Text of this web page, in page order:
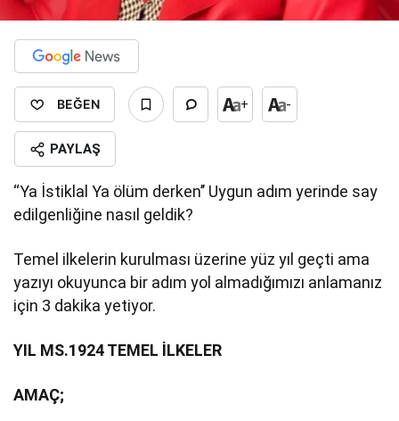
BEĞEN + -
PAYLAŞ
‘‘Ya İstiklal Ya ölüm derken’’ Uygun adım yerinde say
edilgenliğine nasıl geldik?
Temel ilkelerin kurulması üzerine yüz yıl geçti ama
yazıyı okuyunca bir adım yol almadığımızı anlamanız
için 3 dakika yetiyor.
YIL MS.1924 TEMEL İLKELER
AMAÇ;